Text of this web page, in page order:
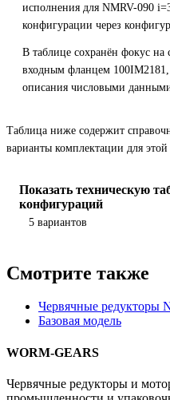
исполнения для NMRV-090
конфигурации через
В таблице сохранён фокус
входным фланцем 100IM2181,
описания числовыми
Таблица ниже содержит
варианты комплектации для этой
Показать техническую
конфигураций
5 вариантов
Смотрите также
Червячные редукторы
Базовая модель
WORM-GEARS
Червячные редукторы и